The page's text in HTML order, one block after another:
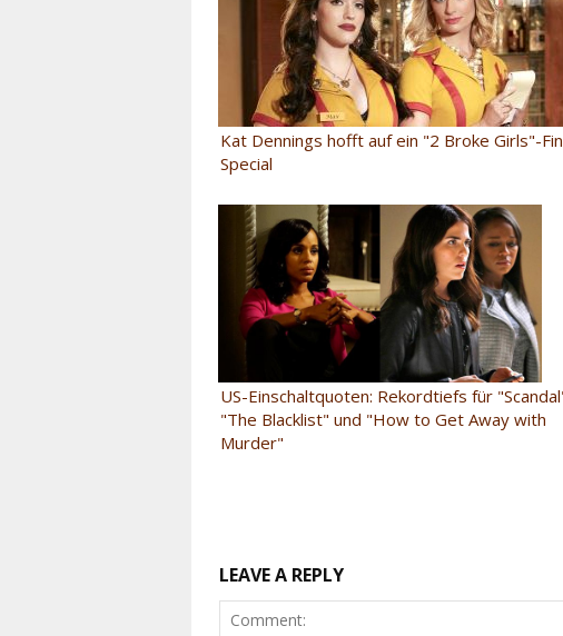
Kat Dennings hofft auf ein "2 Broke Girls"-
Special
US-Einschaltquoten: Rekordtiefs für
"The Blacklist" und "How to Get Away with
Murder"
LEAVE A REPLY